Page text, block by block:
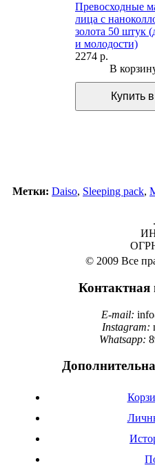
Превосходные
лица с
золота 50 штук
и молодости)
2274 р.
В
Метки: Daiso, Sleeping pack,
.
© 2009 Все
E-mail:
Instagram:
Whatsapp: